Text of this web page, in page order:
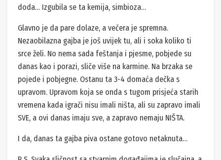
doda… Izgubila se ta kemija, simbioza…
Glavno je da pare dolaze, a večera je spremna.
Nezaobilazna gajba je još uvijek tu, ali i soka koliko ti
srce želi. No nema sada feštanja i pjesme, pobjede su
danas kao i porazi, sliče više na karmine. Na brzaka se
pojede i pobjegne. Ostanu ta 3-4 domaća dečka s
upravom. Upravom koja se onda s tugom prisjeća starih
vremena kada igrači nisu imali ništa, ali su zapravo imali
SVE, a ovi danas imaju sve, a zapravo nemaju NIŠTA.
I da, danas ta gajba piva ostane gotovo netaknuta…